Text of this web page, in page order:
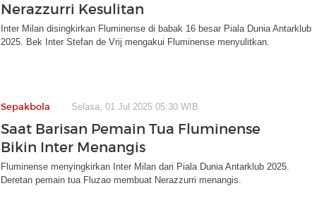
Nerazzurri Kesulitan
Inter Milan disingkirkan Fluminense di babak 16 besar Piala Dunia Antarklub
2025. Bek Inter Stefan de Vrij mengakui Fluminense menyulitkan.
Sepakbola Selasa, 01 Jul 2025 05:30 WIB
Saat Barisan Pemain Tua Fluminense
Bikin Inter Menangis
Fluminense menyingkirkan Inter Milan dari Piala Dunia Antarklub 2025.
Deretan pemain tua Fluzao membuat Nerazzurri menangis.